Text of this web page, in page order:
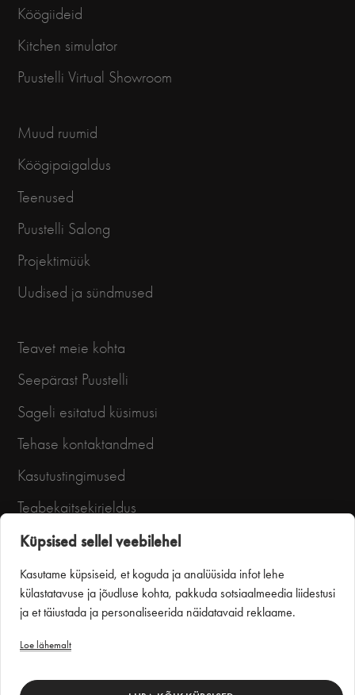
Küpsised sellel veebilehel
Kasutame küpsiseid, et koguda ja analüüsida infot lehe
külastatavuse ja jõudluse kohta, pakkuda sotsiaalmeedia liidestusi
ja et täiustada ja personaliseerida näidatavaid reklaame.
Loe lähemalt
Köögiideid
Kitchen simulator
Puustelli Virtual Showroom
Muud ruumid
Köögipaigaldus
Teenused
Puustelli Salong
Projektimüük
Uudised ja sündmused
Teavet meie kohta
Seepärast Puustelli
Sageli esitatud küsimusi
Tehase kontaktandmed
Kasutustingimused
Teabekaitsekirjeldus